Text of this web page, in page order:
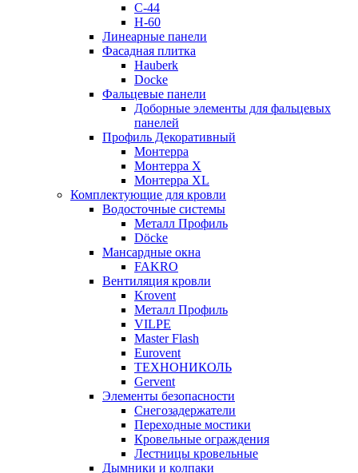
С-44
Н-60
Линеарные панели
Фасадная плитка
Hauberk
Docke
Фальцевые панели
Доборные элементы для фальцевых
панелей
Профиль Декоративный
Монтерра
Монтерра X
Монтерра XL
Комплектующие для кровли
Водосточные системы
Металл Профиль
Döcke
Мансардные окна
FAKRO
Вентиляция кровли
Krovent
Металл Профиль
VILPE
Master Flash
Eurovent
ТЕХНОНИКОЛЬ
Gervent
Элементы безопасности
Снегозадержатели
Переходные мостики
Кровельные ограждения
Лестницы кровельные
Дымники и колпаки